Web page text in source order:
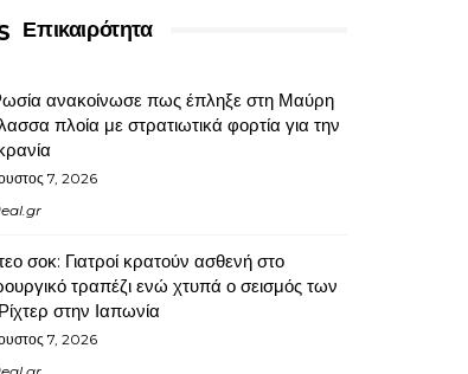
Επικαιρότητα
ανακοίνωσε πως έπληξε στη Μαύρη
πλοία με στρατιωτικά φορτία για την
7, 2026
σοκ: Γιατροί κρατούν ασθενή στο
τραπέζι ενώ χτυπά ο σεισμός των
στην Ιαπωνία
7, 2026